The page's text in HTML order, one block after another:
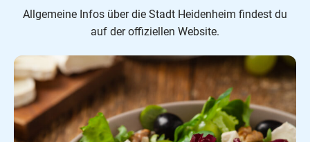
Allgemeine Infos über die Stadt Heidenheim findest du
auf der offiziellen Website.